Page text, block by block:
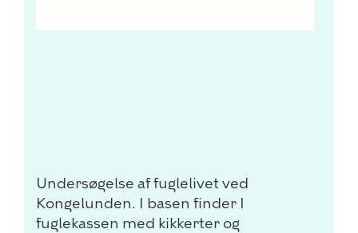
Undersøgelse af fuglelivet ved
Kongelunden. I basen finder I
fuglekassen med kikkerter og